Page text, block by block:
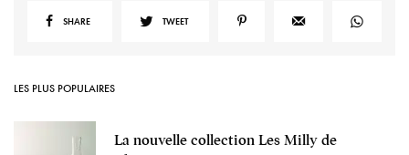
SHARE TWEET
LES PLUS POPULAIRES
La nouvelle collection Les Milly de